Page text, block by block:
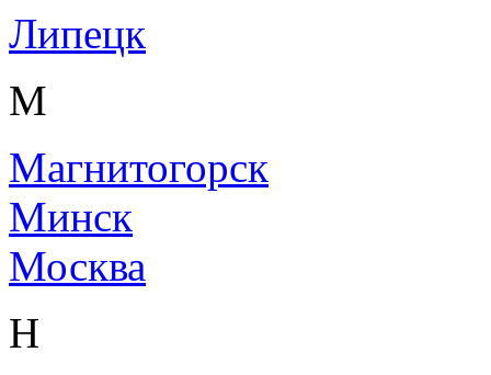
Липецк
М
Магнитогорск
Минск
Москва
Н